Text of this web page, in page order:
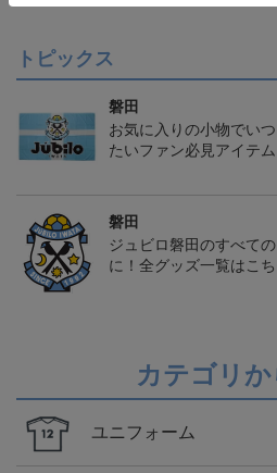
トピックス
磐田
お気に入りの小物でい
たいファン必見アイテム
磐田
ジュビロ磐田のすべて
に！全グッズ一覧はこち
カテゴリ
ユニフォーム